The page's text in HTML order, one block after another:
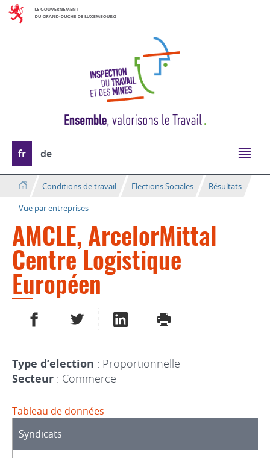
Aller
Aller
au
Changer
de
langue
fr de
Conditions de travail Elections Sociales
Résultats
Vue par entreprises
AMCLE, ArcelorMittal
Centre Logistique
Européen
PARTAGER SUR FACEBOOK
PARTAGER SUR TWITTER
PARTAGER SUR LINKEDIN
IMPRIMER
Type d’election : Proportionnelle
Secteur : Commerce
Tableau de données
Syndicats